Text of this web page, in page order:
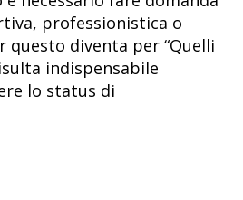
professionistica o
diventa per “Quelli
indispensabile
lo status di